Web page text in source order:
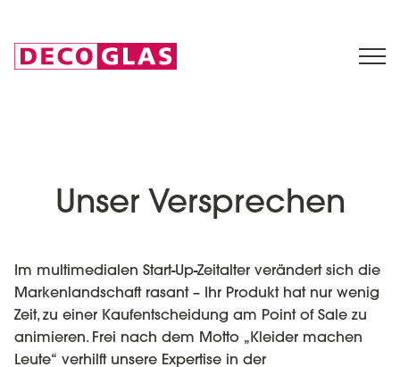
Unser Versprechen
Im multimedialen Start-Up-Zeitalter verändert sich die
Markenlandschaft rasant – Ihr Produkt hat nur wenig
Zeit, zu einer Kaufentscheidung am Point of Sale zu
animieren. Frei nach dem Motto „Kleider machen
Leute“ verhilft unsere Expertise in der